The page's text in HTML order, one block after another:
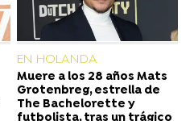
EN HOLANDA
Muere a los 28 años Mats
Grotenbreg, estrella de
The Bachelorette y